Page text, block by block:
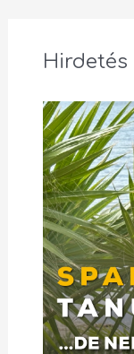
Hirdetés